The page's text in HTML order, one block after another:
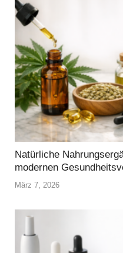
Natürliche
modernen
März 7, 2026